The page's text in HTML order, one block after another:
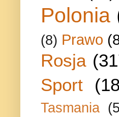
Polonia
(8) Prawo
Rosja
Sport
Tasmania